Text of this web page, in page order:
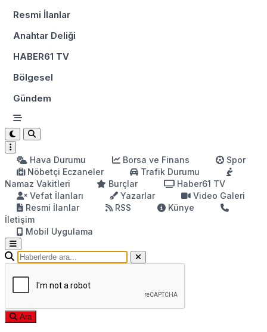
Resmi İlanlar
Anahtar Deliği
HABER61 TV
Bölgesel
Gündem
Hava Durumu Borsa ve Finans
Spor
Nöbetçi Eczaneler
Trafik Durumu
Namaz Vakitleri
Burçlar
Haber61 TV
Vefat İlanları
Yazarlar
Video Galeri
Resmi İlanlar
RSS
Künye
İletişim
Mobil Uygulama
Ara